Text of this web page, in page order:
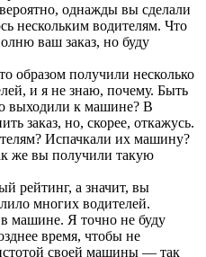
однажды вы сделали
нескольким водителям. Что
ваш заказ, но буду
образом получили несколько
и я не знаю, почему. Быть
выходили к машине? В
заказ, но, скорее, откажусь.
Испачкали их машину?
же вы получили такую
рейтинг, а значит, вы
многих водителей.
машине. Я точно не буду
время, чтобы не
своей машины — так